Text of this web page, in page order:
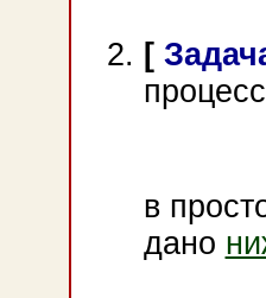
[
в
дано